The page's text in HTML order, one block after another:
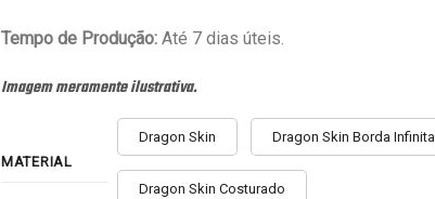
Tempo de Produção: Até 7 dias úteis.
Imagem meramente ilustrativa.
MATERIAL
Dragon Skin Dragon Skin Borda Infinita
Dragon Skin Costurado